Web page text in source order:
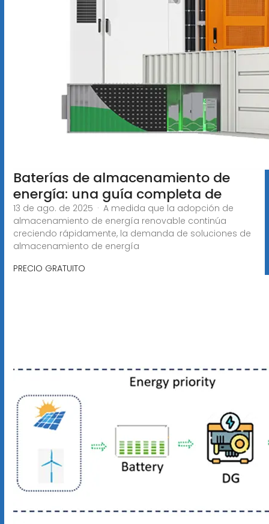
Baterías de almacenamiento de
energía: una guía completa de
13 de ago. de 2025 · A medida que la adopción de
almacenamiento de energía renovable continúa
creciendo rápidamente, la demanda de soluciones de
almacenamiento de energía
PRECIO GRATUITO